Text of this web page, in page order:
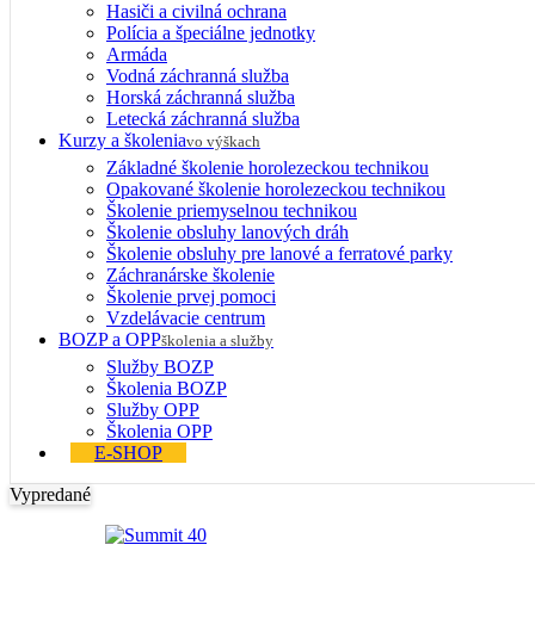
Hasiči a civilná ochrana
Polícia a špeciálne jednotky
Armáda
Vodná záchranná služba
Horská záchranná služba
Letecká záchranná služba
Kurzy a školeniavo výškach
Základné školenie horolezeckou technikou
Opakované školenie horolezeckou technikou
Školenie priemyselnou technikou
Školenie obsluhy lanových dráh
Školenie obsluhy pre lanové a ferratové parky
Záchranárske školenie
Školenie prvej pomoci
Vzdelávacie centrum
BOZP a OPPškolenia a služby
Služby BOZP
Školenia BOZP
Služby OPP
Školenia OPP
E-SHOP
Vypredané